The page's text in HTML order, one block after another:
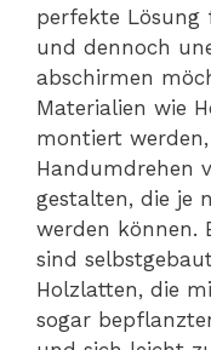
perfekte Lösung
und dennoch
abschirmen
Materialien wie
montiert
Handumdrehen
gestalten, die je
werden können.
sind
Holzlatten, die
sogar